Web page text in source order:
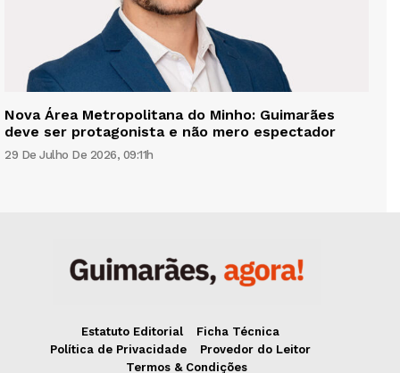
Nova Área Metropolitana do Minho: Guimarães
deve ser protagonista e não mero espectador
29 De Julho De 2026, 09:11h
Estatuto Editorial
Ficha Técnica
Política de Privacidade
Provedor do Leitor
Termos & Condições